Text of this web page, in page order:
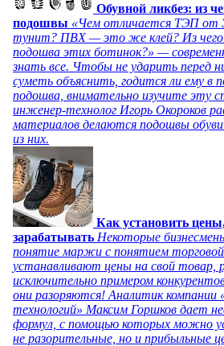
Обувной ликбез: из
подошвы «Чем отличается ТЭП от
тунит? ПВХ — это же клей? Из чего
подошва этих ботинок?» —
знать все. Чтобы не ударить перед
суметь объяснить, годится ли ему в
подошва, внимательно изучите эту
инженер-технолог Игорь Окороков
материалов делаются подошвы
из них.
Как установить
зарабатывать Некоторые
понятие маржи с понятием торговой
устанавливают цены на свой товар,
исключительно примером
они разоряются! Аналитик компании
технологий» Максим Горшков дает
формул, с помощью которых можно
не разорительные, но и прибыльные